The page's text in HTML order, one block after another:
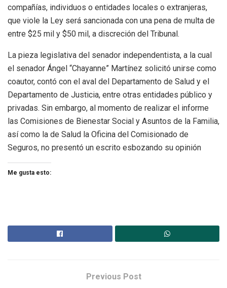
compañías, individuos o entidades locales o extranjeras,
que viole la Ley será sancionada con una pena de multa de
entre $25 mil y $50 mil, a discreción del Tribunal.
La pieza legislativa del senador independentista, a la cual
el senador Ángel “Chayanne” Martínez solicitó unirse como
coautor, contó con el aval del Departamento de Salud y el
Departamento de Justicia, entre otras entidades público y
privadas. Sin embargo, al momento de realizar el informe
las Comisiones de Bienestar Social y Asuntos de la Familia,
así como la de Salud la Oficina del Comisionado de
Seguros, no presentó un escrito esbozando su opinión
Me gusta esto:
Previous Post